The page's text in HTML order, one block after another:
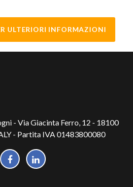
ULTERIORI INFORMAZIONI
- Via Giacinta Ferro, 12 - 18100
- Partita IVA 01483800080